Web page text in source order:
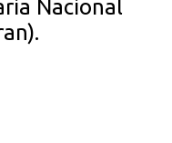
Nacional